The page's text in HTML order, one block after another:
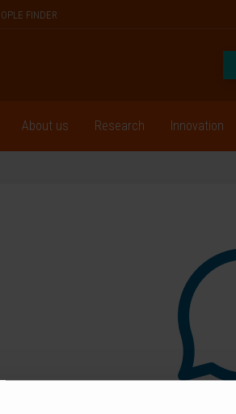
FINDER
About us Research Innovation